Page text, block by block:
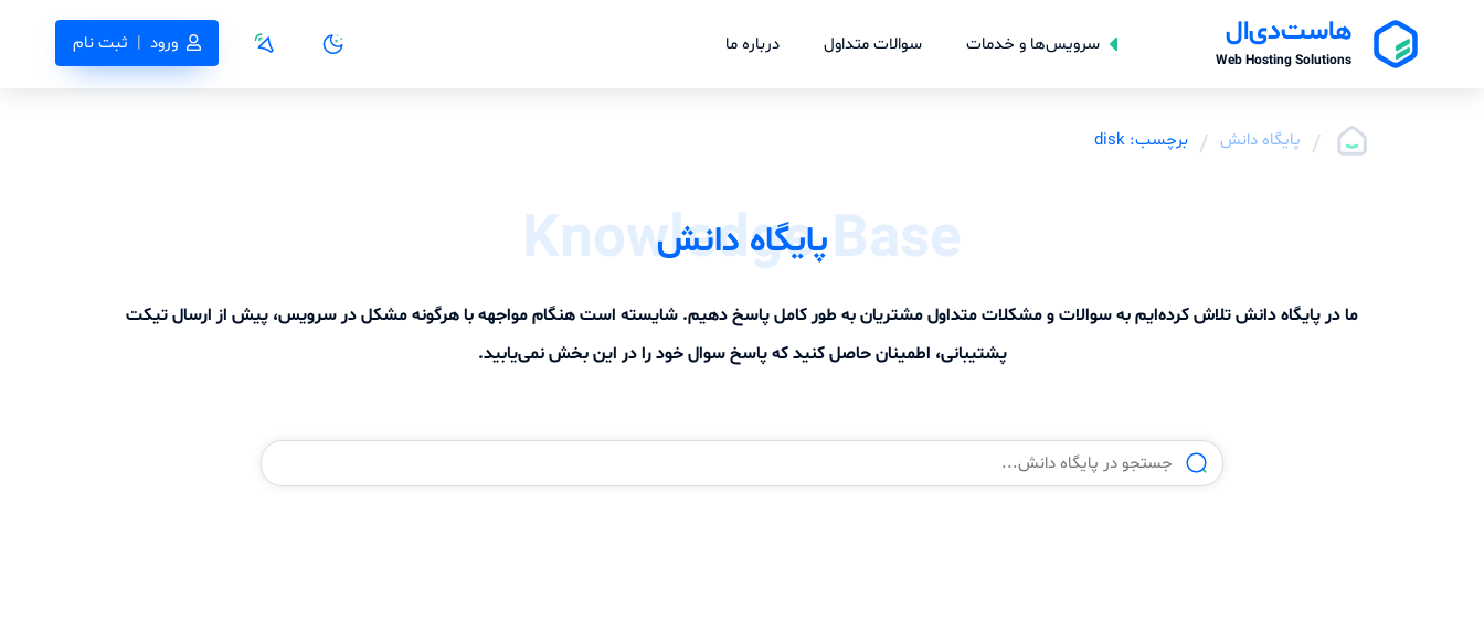
هاست‌دی‌ال
Web Hosting Solutions
سرویس‌ها و خدمات سوالات متداول درباره ما ورود | ثبت نام
/ پایگاه دانش / برچسب: disk
Knowledge Base
پایگاه دانش
ما در پایگاه دانش تلاش کرده‌ایم به سوالات و مشکلات متداول مشتریان به طور کامل پاسخ دهیم. شایسته است هنگام مواجهه با هرگونه مشکل در سرویس، پیش از ارسال تیکت
پشتیبانی، اطمینان حاصل کنید که پاسخ سوال خود را در این بخش نمی‌یابید.